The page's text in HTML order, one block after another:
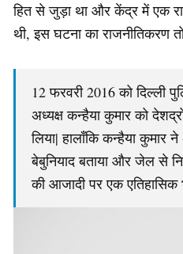
हित से जुड़ा था और केंद्र में एक
थी, इस घटना का राजनीतिकरण तो
12 फरवरी 2016 को
अध्यक्ष कन्हैया कुमार को
लिया| हालाँकि कन्हैया
बेबुनियाद बताया और जेल से
की आजादी पर एक एतिहासिक